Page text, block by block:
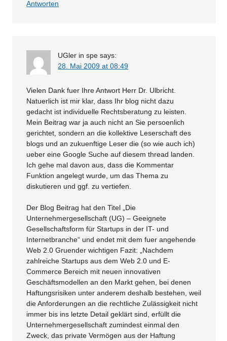
Antworten
UGler in spe says:
28. Mai 2009 at 08:49
Vielen Dank fuer Ihre Antwort Herr Dr. Ulbricht.
Natuerlich ist mir klar, dass Ihr blog nicht dazu
gedacht ist individuelle Rechtsberatung zu leisten.
Mein Beitrag war ja auch nicht an Sie persoenlich
gerichtet, sondern an die kollektive Leserschaft des
blogs und an zukuenftige Leser die (so wie auch ich)
ueber eine Google Suche auf diesem thread landen.
Ich gehe mal davon aus, dass die Kommentar
Funktion angelegt wurde, um das Thema zu
diskutieren und ggf. zu vertiefen.
Der Blog Beitrag hat den Titel „Die
Unternehmergesellschaft (UG) – Geeignete
Gesellschaftsform für Startups in der IT- und
Internetbranche“ und endet mit dem fuer angehende
Web 2.0 Gruender wichtigen Fazit: „Nachdem
zahlreiche Startups aus dem Web 2.0 und E-
Commerce Bereich mit neuen innovativen
Geschäftsmodellen an den Markt gehen, bei denen
Haftungsrisiken unter anderem deshalb bestehen, weil
die Anforderungen an die rechtliche Zulässigkeit nicht
immer bis ins letzte Detail geklärt sind, erfüllt die
Unternehmergesellschaft zumindest einmal den
Zweck, das private Vermögen aus der Haftung